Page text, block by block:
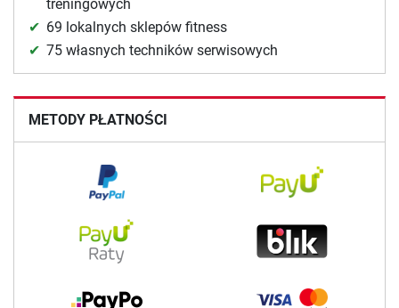
treningowych
69 lokalnych sklepów fitness
75 własnych techników serwisowych
METODY PŁATNOŚCI